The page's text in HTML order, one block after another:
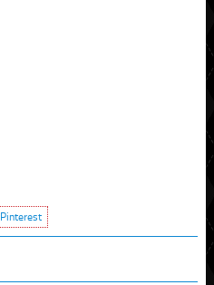
Pinterest